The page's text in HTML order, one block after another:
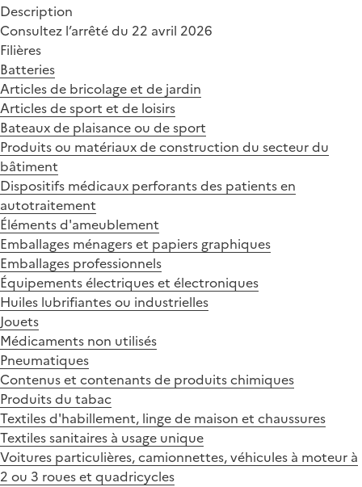
Description
Consultez l’arrêté du 22 avril 2026
Filières
Batteries
Articles de bricolage et de jardin
Articles de sport et de loisirs
Bateaux de plaisance ou de sport
Produits ou matériaux de construction du secteur du
bâtiment
Dispositifs médicaux perforants des patients en
autotraitement
Éléments d'ameublement
Emballages ménagers et papiers graphiques
Emballages professionnels
Équipements électriques et électroniques
Huiles lubrifiantes ou industrielles
Jouets
Médicaments non utilisés
Pneumatiques
Contenus et contenants de produits chimiques
Produits du tabac
Textiles d'habillement, linge de maison et chaussures
Textiles sanitaires à usage unique
Voitures particulières, camionnettes, véhicules à moteur à
2 ou 3 roues et quadricycles